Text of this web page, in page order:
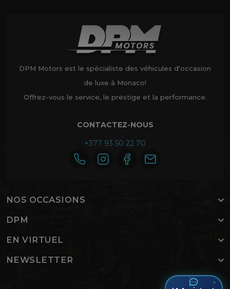
DPM Motors est le spécialiste des véhicules d'occasion
de luxe à Monaco!
Offrez-vous le service, le prestige et la performance.
CONTACTEZ-NOUS
+377 93 50 22 70
NOS OCCASIONS
DPM
EN VIRTUEL
NEWSLETTER